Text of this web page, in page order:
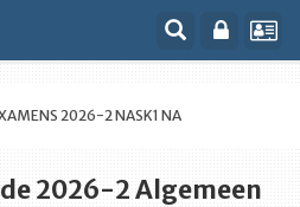
2026-2 NASK1 NA
2026-2 Algemeen